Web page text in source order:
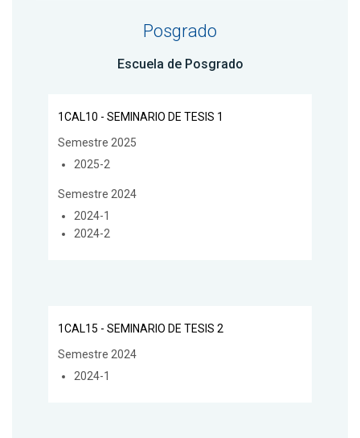
Posgrado
Escuela de Posgrado
1CAL10 - SEMINARIO DE TESIS 1
Semestre 2025
2025-2
Semestre 2024
2024-1
2024-2
1CAL15 - SEMINARIO DE TESIS 2
Semestre 2024
2024-1